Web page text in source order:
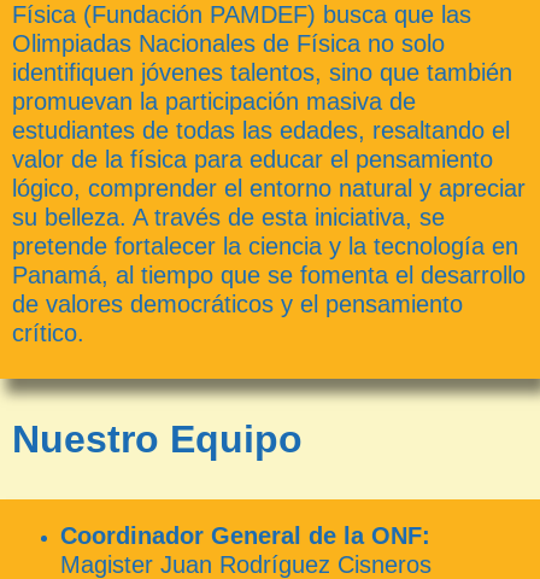
Física (Fundación PAMDEF) busca que las
Olimpiadas Nacionales de Física no solo
identifiquen jóvenes talentos, sino que también
promuevan la participación masiva de
estudiantes de todas las edades, resaltando el
valor de la física para educar el pensamiento
lógico, comprender el entorno natural y apreciar
su belleza. A través de esta iniciativa, se
pretende fortalecer la ciencia y la tecnología en
Panamá, al tiempo que se fomenta el desarrollo
de valores democráticos y el pensamiento
crítico.
Nuestro Equipo
Coordinador General de la ONF:
Magister Juan Rodríguez Cisneros